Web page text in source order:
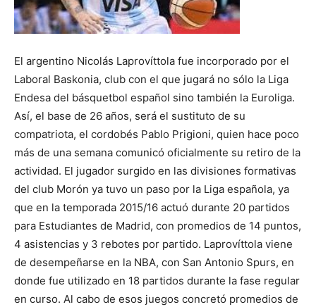
lo
que
ve…
El argentino Nicolás Laprovíttola fue incorporado por el
Laboral Baskonia, club con el que jugará no sólo la Liga
Endesa del básquetbol español sino también la Euroliga.
Así, el base de 26 años, será el sustituto de su
compatriota, el cordobés Pablo Prigioni, quien hace poco
más de una semana comunicó oficialmente su retiro de la
actividad. El jugador surgido en las divisiones formativas
del club Morón ya tuvo un paso por la Liga española, ya
que en la temporada 2015/16 actuó durante 20 partidos
para Estudiantes de Madrid, con promedios de 14 puntos,
4 asistencias y 3 rebotes por partido. Laprovíttola viene
de desempeñarse en la NBA, con San Antonio Spurs, en
donde fue utilizado en 18 partidos durante la fase regular
en curso. Al cabo de esos juegos concretó promedios de